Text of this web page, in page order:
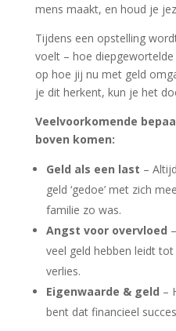
mens maakt, en houd je
Tijdens een opstelling
voelt – hoe
op hoe jij nu met geld
je dit herkent, kun je het
Veelvoorkomende
boven komen:
Geld als een last –
geld ‘gedoe’ met zich
familie zo was.
Angst voor overvloed
veel geld hebben leidt
verlies.
Eigenwaarde & geld –
bent dat financieel